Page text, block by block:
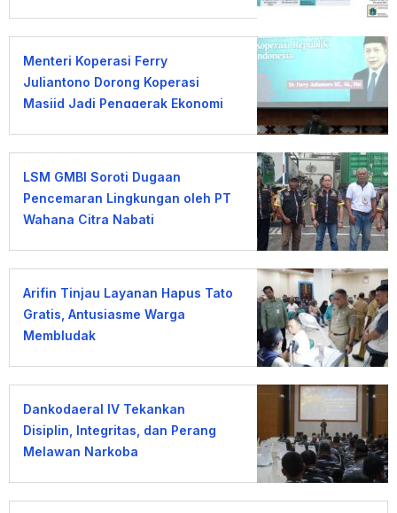
Menteri Koperasi Ferry
Juliantono Dorong Koperasi
Masjid Jadi Penggerak Ekonomi
LSM GMBI Soroti Dugaan
Pencemaran Lingkungan oleh PT
Wahana Citra Nabati
Arifin Tinjau Layanan Hapus Tato
Gratis, Antusiasme Warga
Membludak
Dankodaeral IV Tekankan
Disiplin, Integritas, dan Perang
Melawan Narkoba